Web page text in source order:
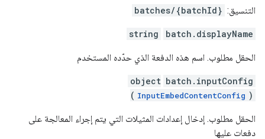
التنسيق: batches/{batchId}
batch.displayName
string
الحقل مطلوب. اسم هذه الدفعة الذي حدّده المستخدم
batch.inputConfig
object
( InputEmbedContentConfig )
الحقل مطلوب. إدخال إعدادات المثيلات التي يتم إجراء المعالجة على
دفعات عليها